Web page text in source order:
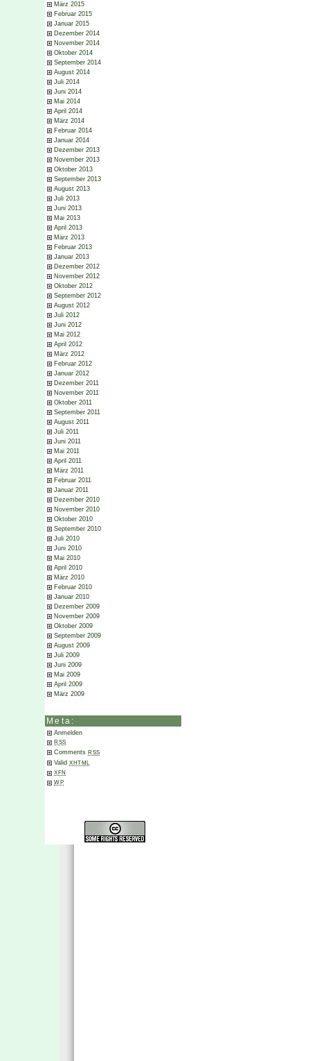
März 2015
Februar 2015
Januar 2015
Dezember 2014
November 2014
Oktober 2014
September 2014
August 2014
Juli 2014
Juni 2014
Mai 2014
April 2014
März 2014
Februar 2014
Januar 2014
Dezember 2013
November 2013
Oktober 2013
September 2013
August 2013
Juli 2013
Juni 2013
Mai 2013
April 2013
März 2013
Februar 2013
Januar 2013
Dezember 2012
November 2012
Oktober 2012
September 2012
August 2012
Juli 2012
Juni 2012
Mai 2012
April 2012
März 2012
Februar 2012
Januar 2012
Dezember 2011
November 2011
Oktober 2011
September 2011
August 2011
Juli 2011
Juni 2011
Mai 2011
April 2011
März 2011
Februar 2011
Januar 2011
Dezember 2010
November 2010
Oktober 2010
September 2010
Juli 2010
Juni 2010
Mai 2010
April 2010
März 2010
Februar 2010
Januar 2010
Dezember 2009
November 2009
Oktober 2009
September 2009
August 2009
Juli 2009
Juni 2009
Mai 2009
April 2009
März 2009
Meta:
Anmelden
RSS
Comments RSS
Valid XHTML
XFN
WP